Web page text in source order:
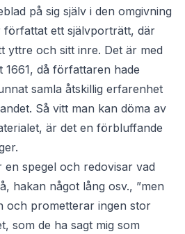
på sig själv i den omgivning
författat ett självporträtt, där
yttre och sitt inre. Det är med
1661, då författaren hade
samla åtskillig erfarenhet
Så vitt man kan döma av
är det en förbluffande
spegel och redovisar vad
hakan något lång osv., ”men
och prometterar ingen stor
som de ha sagt mig som